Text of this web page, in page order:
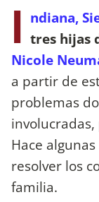
I ndiana,
tres hijas
Nicole
a partir de
problemas
Hace
resolver los
familia.